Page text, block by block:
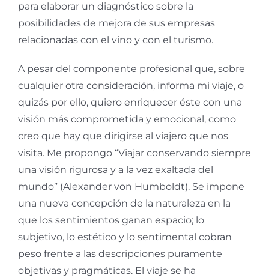
para elaborar un diagnóstico sobre la
posibilidades de mejora de sus empresas
relacionadas con el vino y con el turismo.
A pesar del componente profesional que, sobre
cualquier otra consideración, informa mi viaje, o
quizás por ello, quiero enriquecer éste con una
visión más comprometida y emocional, como
creo que hay que dirigirse al viajero que nos
visita. Me propongo “Viajar conservando siempre
una visión rigurosa y a la vez exaltada del
mundo” (Alexander von Humboldt). Se impone
una nueva concepción de la naturaleza en la
que los sentimientos ganan espacio; lo
subjetivo, lo estético y lo sentimental cobran
peso frente a las descripciones puramente
objetivas y pragmáticas. El viaje se ha